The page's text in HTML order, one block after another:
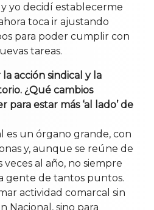
yo decidí establecerme
toca ir ajustando
para poder cumplir con
tareas.
acción sindical y la
¿Qué cambios
para estar más ‘al lado’ de
es un órgano grande, con
y, aunque se reúne de
al año, no siempre
gente de tantos puntos.
actividad comarcal sin
Nacional, sino para